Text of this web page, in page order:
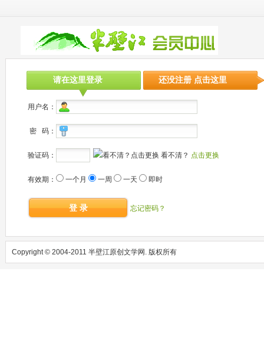
请在这里登录 还没注册 点击这里
用户名：
密 码：
验证码： 看不清？ 点击更换
有效期： 一个月 一周 一天 即时
登 录 忘记密码？
Copyright © 2004-2011 半壁江原创文学网. 版权所有